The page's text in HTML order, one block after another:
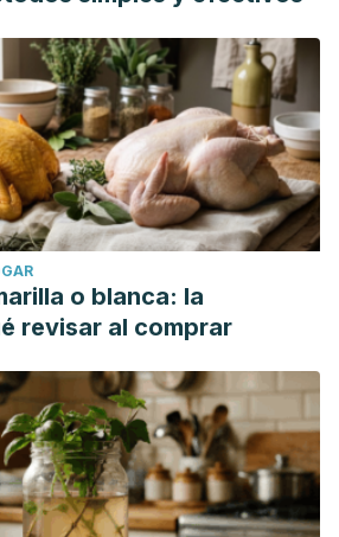
o blanca: la
revisar al comprar